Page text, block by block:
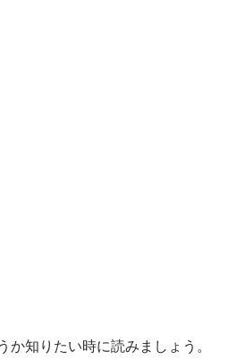
か知りたい時に読みましょう。